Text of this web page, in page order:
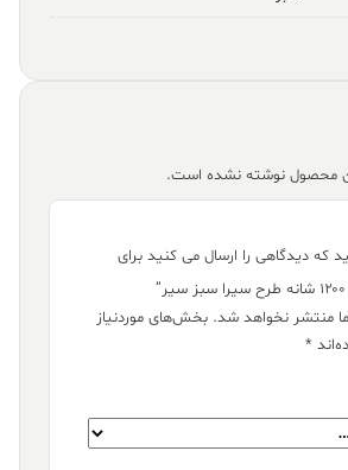
محصول نوشته نشده است.
که دیدگاهی را ارسال می کنید برای
منتشر نخواهد شد. بخش‌های موردنیاز
*